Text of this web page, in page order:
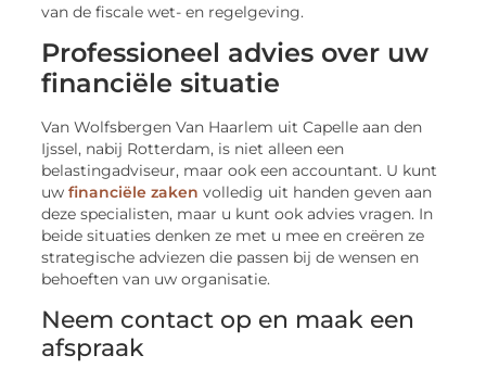
van de fiscale wet- en regelgeving.
Professioneel advies over uw
financiële situatie
Van Wolfsbergen Van Haarlem uit Capelle aan den
Ijssel, nabij Rotterdam, is niet alleen een
belastingadviseur, maar ook een accountant. U kunt
uwfinanciële zaken volledig uit handen geven aan
deze specialisten, maar u kunt ook advies vragen. In
beide situaties denken ze met u mee en creëren ze
strategische adviezen die passen bij de wensen en
behoeften van uw organisatie.
Neem contact op en maak een
afspraak